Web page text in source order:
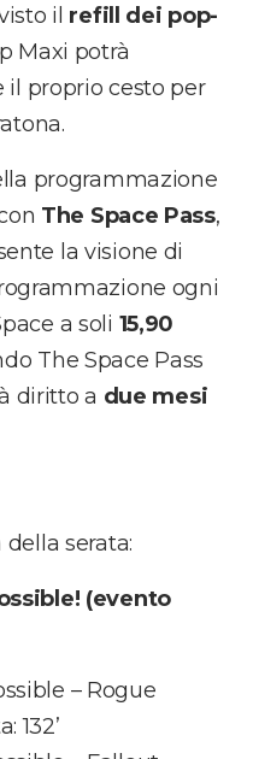
il refill dei pop-
Maxi potrà
proprio cesto per
programmazione
The Space Pass,
la visione di
ogni
a soli 15,90
The Space Pass
diritto a due mesi
serata:
(evento
– Rogue
132’